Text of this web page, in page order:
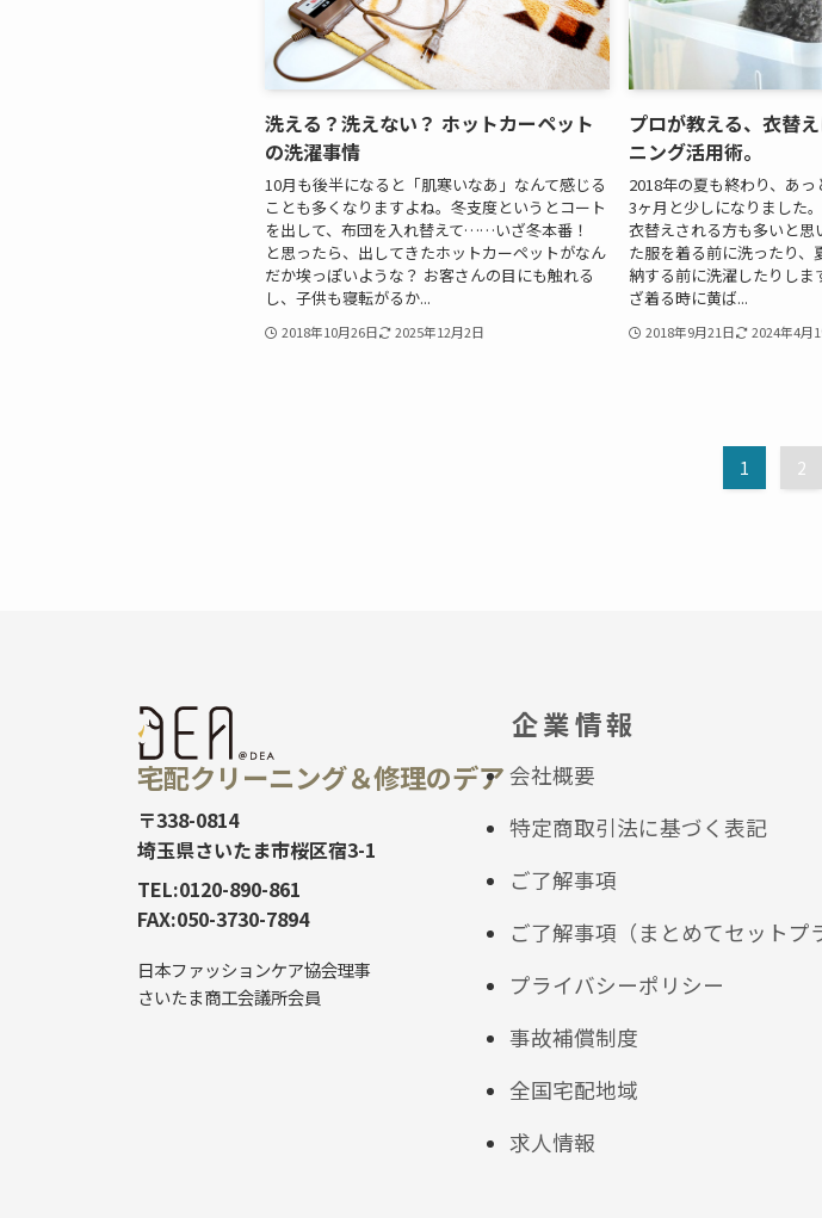
洗える？洗えない？ ホットカーペット
の洗濯事情
10月も後半になると「肌寒いなあ」なんて感じる
ことも多くなりますよね。冬支度というとコート
を出して、布団を入れ替えて……いざ冬本番！
と思ったら、出してきたホットカーペットがなん
だか埃っぽいような？ お客さんの目にも触れる
し、子供も寝転がるか...
2018年10月26日 2025年12月2日
プロが教える、衣替
ニング活用術。
2018年の夏も終わり、あ
3ヶ月と少しになりました
衣替えされる方も多いと思
た服を着る前に洗ったり、
納する前に洗濯したりしま
ざ着る時に黄ば...
2018年9月21日 2024年4月
1 2
宅配クリーニング＆修理のデア
〒338-0814
埼玉県さいたま市桜区宿3-1
TEL:0120-890-861
FAX:050-3730-7894
日本ファッションケア協会理事
さいたま商工会議所会員
企業情報
会社概要
特定商取引法に基づく表記
ご了解事項
ご了解事項（まとめてセットプ
プライバシーポリシー
事故補償制度
全国宅配地域
求人情報